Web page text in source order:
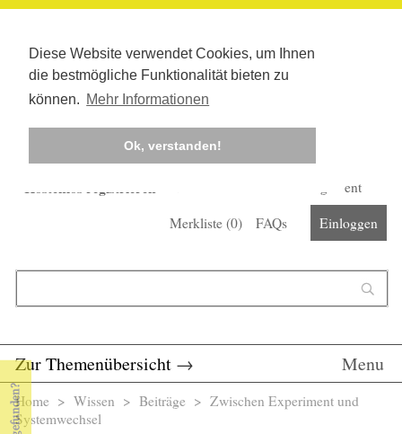
Diese Website verwendet Cookies, um Ihnen
die bestmögliche Funktionalität bieten zu
können. Mehr Informationen
Ok, verstanden!
Kostenlos registrieren
Corona-Management
Merkliste (0) FAQs Einloggen
Zur Themenübersicht → Menu
Sie sind hier
Home > Wissen > Beiträge > Zwischen Experiment und
Systemwechsel